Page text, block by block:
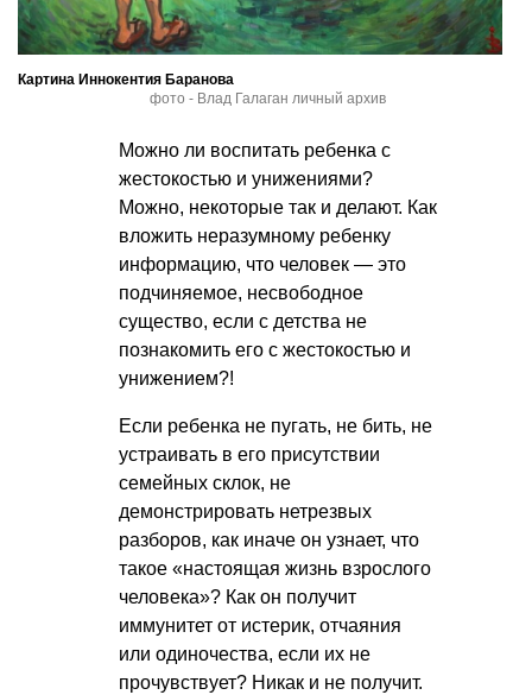
Картина Иннокентия Баранова
фото - Влад Галаган личный архив
Можно ли воспитать ребенка с
жестокостью и унижениями?
Можно, некоторые так и делают. Как
вложить неразумному ребенку
информацию, что человек — это
подчиняемое, несвободное
существо, если с детства не
познакомить его с жестокостью и
унижением?!
Если ребенка не пугать, не бить, не
устраивать в его присутствии
семейных склок, не
демонстрировать нетрезвых
разборов, как иначе он узнает, что
такое «настоящая жизнь взрослого
человека»? Как он получит
иммунитет от истерик, отчаяния
или одиночества, если их не
прочувствует? Никак и не получит.